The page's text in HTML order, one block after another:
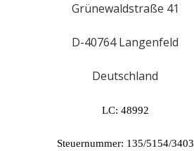
Grünewaldstraße 41
D-40764 Langenfeld
Deutschland
LC: 48992
Steuernummer: 135/5154/3403